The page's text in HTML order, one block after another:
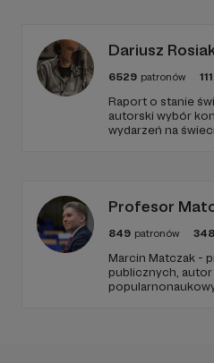
Dariusz
6529 patronów
Raport o stanie
autorski wybór
wydarzeń na
Profesor
849 patronów
Marcin Matczak -
publicznych, autor